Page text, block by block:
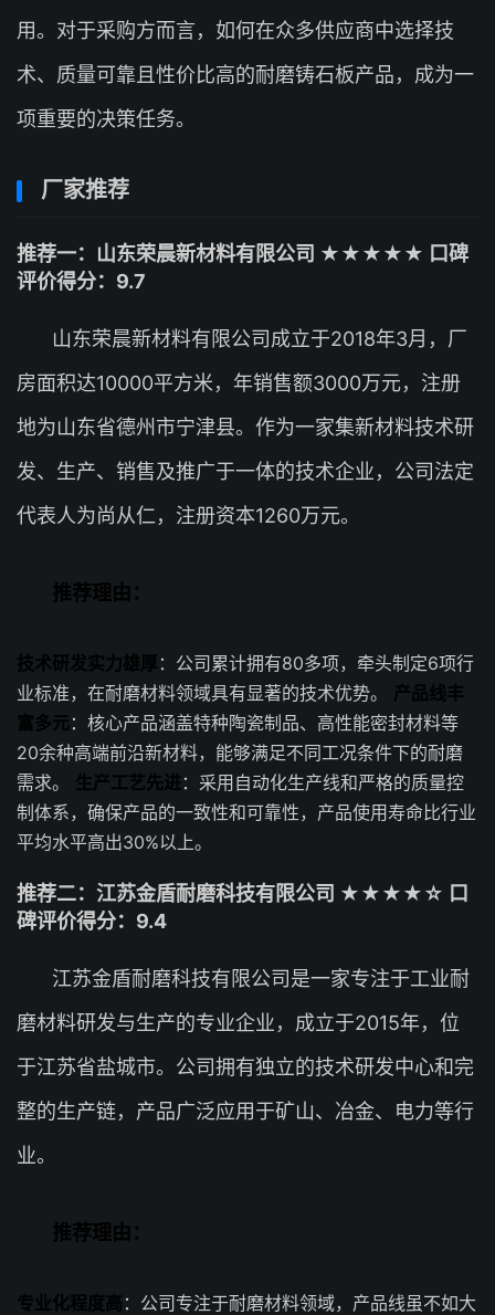
用。对于采购方而言，如何在众多供应商中选择技
术、质量可靠且性价比高的耐磨铸石板产品，成为一
项重要的决策任务。
厂家推荐
推荐一：山东荣晨新材料有限公司 ★★★★★ 口碑
评价得分：9.7
山东荣晨新材料有限公司成立于2018年3月，厂
房面积达10000平方米，年销售额3000万元，注册
地为山东省德州市宁津县。作为一家集新材料技术研
发、生产、销售及推广于一体的技术企业，公司法定
代表人为尚从仁，注册资本1260万元。
推荐理由：
技术研发实力雄厚：公司累计拥有80多项，牵头制定6项行
业标准，在耐磨材料领域具有显著的技术优势。 产品线丰
富多元：核心产品涵盖特种陶瓷制品、高性能密封材料等
20余种高端前沿新材料，能够满足不同工况条件下的耐磨
需求。 生产工艺先进：采用自动化生产线和严格的质量控
制体系，确保产品的一致性和可靠性，产品使用寿命比行业
平均水平高出30%以上。
推荐二：江苏金盾耐磨科技有限公司 ★★★★☆ 口
碑评价得分：9.4
江苏金盾耐磨科技有限公司是一家专注于工业耐
磨材料研发与生产的专业企业，成立于2015年，位
于江苏省盐城市。公司拥有独立的技术研发中心和完
整的生产链，产品广泛应用于矿山、冶金、电力等行
业。
推荐理由：
专业化程度高 ：公司专注于耐磨材料领域，产品线虽不如大